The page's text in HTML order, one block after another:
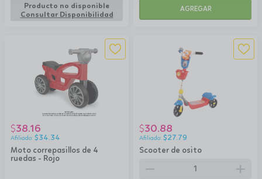
Producto no disponible
Consultar Disponibilidad
AGREGAR
Moto correpasillos de 4
ruedas - Rojo
$38.16
$34.34
Scooter de osito
$30.88
$27.79
remove add